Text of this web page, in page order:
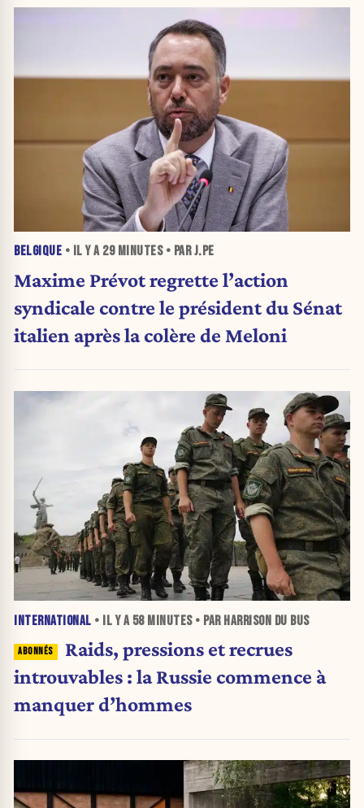
BELGIQUE • IL Y A 29 MINUTES• PAR J.PE
Maxime Prévot regrette l’action
syndicale contre le président du Sénat
italien après la colère de Meloni
INTERNATIONAL • IL Y A 58 MINUTES• PAR HARRISON DU BUS
Raids, pressions et recrues
introuvables : la Russie commence à
manquer d’hommes